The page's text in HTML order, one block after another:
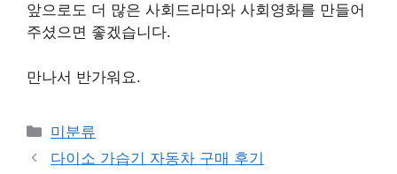
앞으로도 더 많은 사회드라마와 사회영화를 만들어
주셨으면 좋겠습니다.
만나서 반가워요.
Categories
미분류
다이소 가습기 자동차 구매 후기